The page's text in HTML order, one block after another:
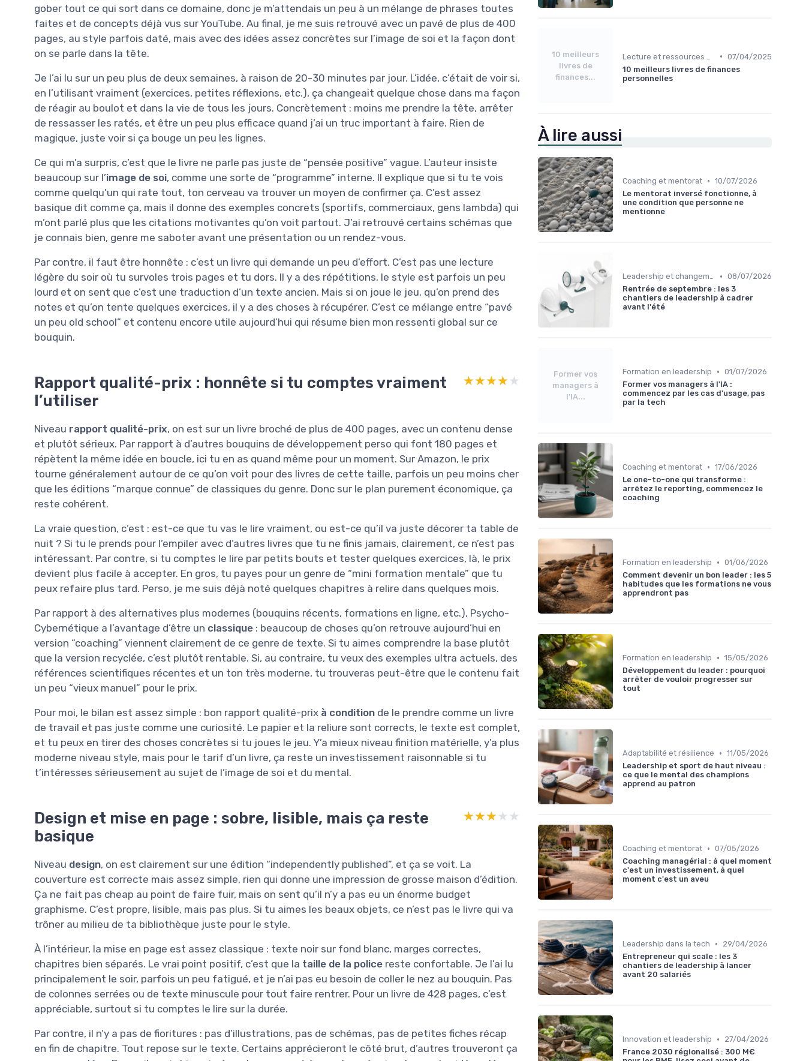
gober tout ce qui sort dans ce domaine, donc je m’attendais un peu à un mélange de phrases toutes
faites et de concepts déjà vus sur YouTube. Au final, je me suis retrouvé avec un pavé de plus de 400
pages, au style parfois daté, mais avec des idées assez concrètes sur l’image de soi et la façon dont
on se parle dans la tête.
Je l’ai lu sur un peu plus de deux semaines, à raison de 20-30 minutes par jour. L’idée, c’était de voir si,
en l’utilisant vraiment (exercices, petites réflexions, etc.), ça changeait quelque chose dans ma façon
de réagir au boulot et dans la vie de tous les jours. Concrètement : moins me prendre la tête, arrêter
de ressasser les ratés, et être un peu plus efficace quand j’ai un truc important à faire. Rien de
magique, juste voir si ça bouge un peu les lignes.
Ce qui m’a surpris, c’est que le livre ne parle pas juste de “pensée positive” vague. L’auteur insiste
beaucoup sur l’image de soi, comme une sorte de “programme” interne. Il explique que si tu te vois
comme quelqu’un qui rate tout, ton cerveau va trouver un moyen de confirmer ça. C’est assez
basique dit comme ça, mais il donne des exemples concrets (sportifs, commerciaux, gens lambda) qui
m’ont parlé plus que les citations motivantes qu’on voit partout. J’ai retrouvé certains schémas que
je connais bien, genre me saboter avant une présentation ou un rendez-vous.
Par contre, il faut être honnête : c’est un livre qui demande un peu d’effort. C’est pas une lecture
légère du soir où tu survoles trois pages et tu dors. Il y a des répétitions, le style est parfois un peu
lourd et on sent que c’est une traduction d’un texte ancien. Mais si on joue le jeu, qu’on prend des
notes et qu’on tente quelques exercices, il y a des choses à récupérer. C’est ce mélange entre “pavé
un peu old school” et contenu encore utile aujourd’hui qui résume bien mon ressenti global sur ce
bouquin.
Rapport qualité-prix : honnête si tu comptes vraiment
l’utiliser
★★★★★
★★★★★
Niveau rapport qualité-prix, on est sur un livre broché de plus de 400 pages, avec un contenu dense
et plutôt sérieux. Par rapport à d’autres bouquins de développement perso qui font 180 pages et
répètent la même idée en boucle, ici tu en as quand même pour un moment. Sur Amazon, le prix
tourne généralement autour de ce qu’on voit pour des livres de cette taille, parfois un peu moins cher
que les éditions “marque connue” de classiques du genre. Donc sur le plan purement économique, ça
reste cohérent.
La vraie question, c’est : est-ce que tu vas le lire vraiment, ou est-ce qu’il va juste décorer ta table de
nuit ? Si tu le prends pour l’empiler avec d’autres livres que tu ne finis jamais, clairement, ce n’est pas
intéressant. Par contre, si tu comptes le lire par petits bouts et tester quelques exercices, là, le prix
devient plus facile à accepter. En gros, tu payes pour un genre de “mini formation mentale” que tu
peux refaire plus tard. Perso, je me suis déjà noté quelques chapitres à relire dans quelques mois.
Par rapport à des alternatives plus modernes (bouquins récents, formations en ligne, etc.), Psycho-
Cybernétique a l’avantage d’être un classique : beaucoup de choses qu’on retrouve aujourd’hui en
version “coaching” viennent clairement de ce genre de texte. Si tu aimes comprendre la base plutôt
que la version recyclée, c’est plutôt rentable. Si, au contraire, tu veux des exemples ultra actuels, des
références scientifiques récentes et un ton très moderne, tu trouveras peut-être que le contenu fait
un peu “vieux manuel” pour le prix.
Pour moi, le bilan est assez simple : bon rapport qualité-prix à condition de le prendre comme un livre
de travail et pas juste comme une curiosité. Le papier et la reliure sont corrects, le texte est complet,
et tu peux en tirer des choses concrètes si tu joues le jeu. Y’a mieux niveau finition matérielle, y’a plus
moderne niveau style, mais pour le tarif d’un livre, ça reste un investissement raisonnable si tu
t’intéresses sérieusement au sujet de l’image de soi et du mental.
Design et mise en page : sobre, lisible, mais ça reste
basique
★★★★★
★★★★★
Niveau design, on est clairement sur une édition “independently published”, et ça se voit. La
couverture est correcte mais assez simple, rien qui donne une impression de grosse maison d’édition.
Ça ne fait pas cheap au point de faire fuir, mais on sent qu’il n’y a pas eu un énorme budget
graphisme. C’est propre, lisible, mais pas plus. Si tu aimes les beaux objets, ce n’est pas le livre qui va
trôner au milieu de ta bibliothèque juste pour le style.
À l’intérieur, la mise en page est assez classique : texte noir sur fond blanc, marges correctes,
chapitres bien séparés. Le vrai point positif, c’est que la taille de la police reste confortable. Je l’ai lu
principalement le soir, parfois un peu fatigué, et je n’ai pas eu besoin de coller le nez au bouquin. Pas
de colonnes serrées ou de texte minuscule pour tout faire rentrer. Pour un livre de 428 pages, c’est
appréciable, surtout si tu comptes le lire sur la durée.
Par contre, il n’y a pas de fioritures : pas d’illustrations, pas de schémas, pas de petites fiches récap
en fin de chapitre. Tout repose sur le texte. Certains apprécieront le côté brut, d’autres trouveront ça
10 meilleurs
livres de
finances...
• 07/04/2025
10 meilleurs livres de finances
personnelles
À lire aussi
Coaching et mentorat • 10/07/2026
Le mentorat inversé fonctionne, à
une condition que personne ne
mentionne
Leadership et changement • 08/07/2026
Rentrée de septembre : les 3
chantiers de leadership à cadrer
avant l'été
Former vos
managers à
l'IA...
Formation en leadership • 01/07/2026
Former vos managers à l'IA :
commencez par les cas d'usage, pas
par la tech
Coaching et mentorat • 17/06/2026
Le one-to-one qui transforme :
arrêtez le reporting, commencez le
coaching
Formation en leadership • 01/06/2026
Comment devenir un bon leader : les 5
habitudes que les formations ne vous
apprendront pas
Formation en leadership • 15/05/2026
Développement du leader : pourquoi
arrêter de vouloir progresser sur
tout
Adaptabilité et résilience • 11/05/2026
Leadership et sport de haut niveau :
ce que le mental des champions
apprend au patron
Coaching et mentorat • 07/05/2026
Coaching managérial : à quel moment
c'est un investissement, à quel
moment c'est un aveu
Leadership dans la tech •
29/04/2026
Entrepreneur qui scale : les 3
chantiers de leadership à lancer
avant 20 salariés
Innovation et leadership •
27/04/2026
France 2030 régionalisé : 300 M€